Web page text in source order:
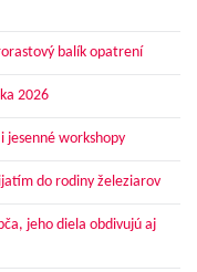
balík opatrení
2026
jesenné workshopy
do rodiny železiarov
jeho diela obdivujú aj